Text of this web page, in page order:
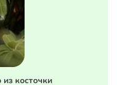
косточки